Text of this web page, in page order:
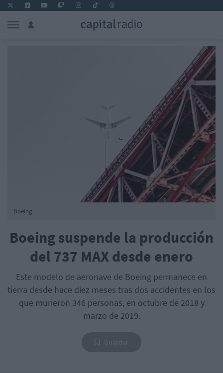
Boeing suspende la producción
del 737 MAX desde enero
Este modelo de aeronave de Boeing permanece en
tierra desde hace diez meses tras dos accidentes en los
que murieron 346 personas, en octubre de 2018 y
marzo de 2019.
Boeing